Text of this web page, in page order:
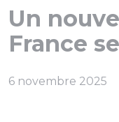
Un
France
6 novembre 2025